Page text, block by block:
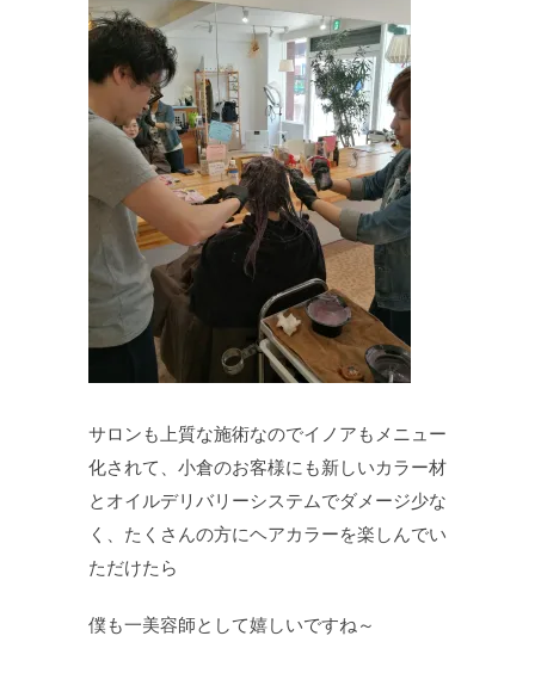
サロンも上質な施術なのでイノアもメニュー
化されて、小倉のお客様にも新しいカラー材
とオイルデリバリーシステムでダメージ少な
く、たくさんの方にヘアカラーを楽しんでい
ただけたら
僕も一美容師として嬉しいですね～